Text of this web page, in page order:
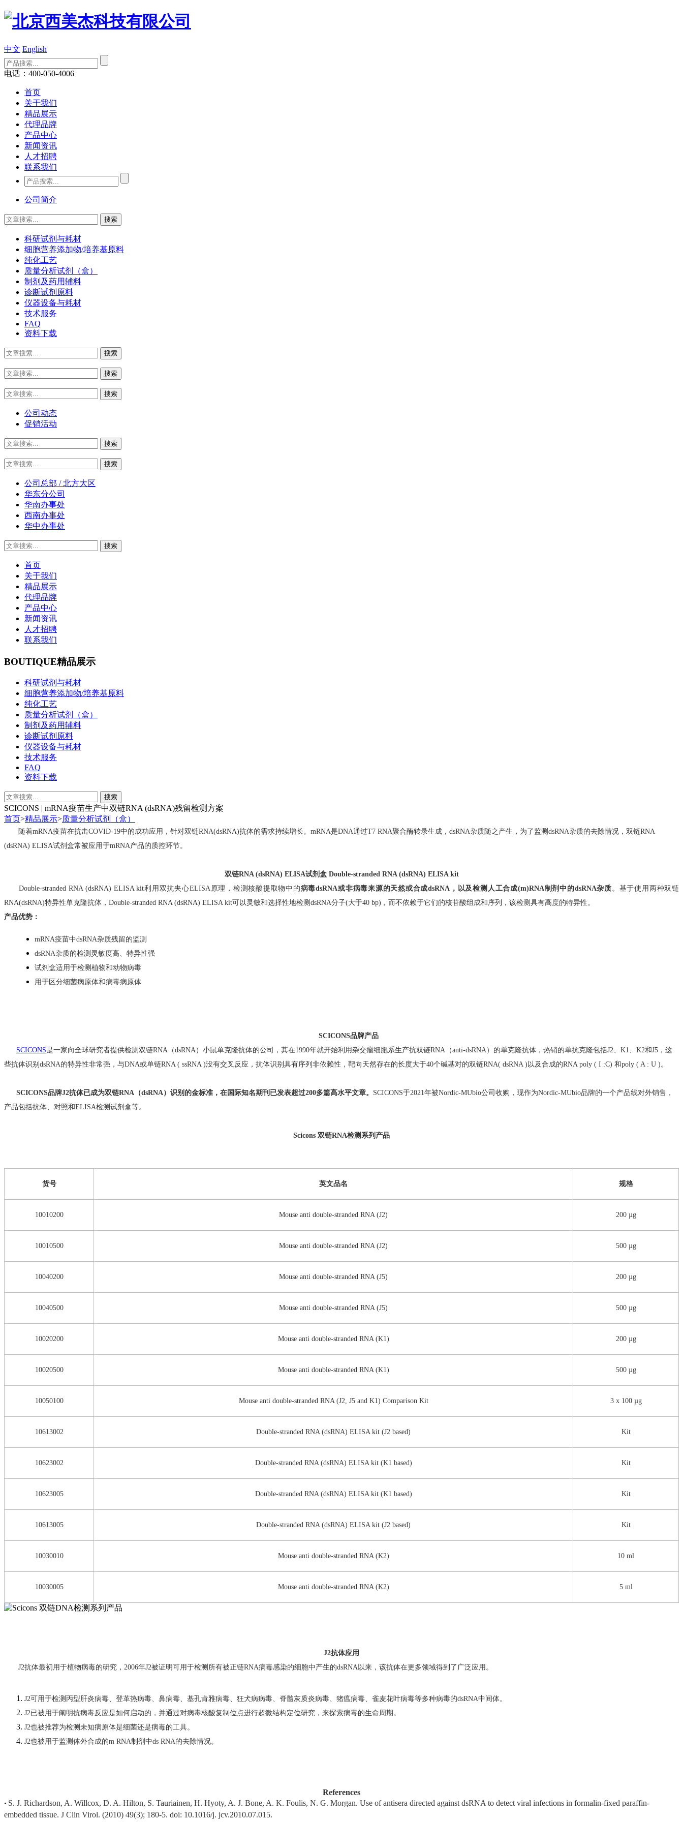
中文 English
电话：400-050-4006
首页
关于我们
精品展示
代理品牌
产品中心
新闻资讯
人才招聘
联系我们
公司简介
科研试剂与耗材
细胞营养添加物/培养基原料
纯化工艺
质量分析试剂（盒）
制剂及药用辅料
诊断试剂原料
仪器设备与耗材
技术服务
FAQ
资料下载
公司动态
促销活动
公司总部 / 北方大区
华东分公司
华南办事处
西南办事处
华中办事处
首页
关于我们
精品展示
代理品牌
产品中心
新闻资讯
人才招聘
联系我们
BOUTIQUE精品展示
科研试剂与耗材
细胞营养添加物/培养基原料
纯化工艺
质量分析试剂（盒）
制剂及药用辅料
诊断试剂原料
仪器设备与耗材
技术服务
FAQ
资料下载
SCICONS | mRNA疫苗生产中双链RNA (dsRNA)残留检测方案
首页>精品展示>质量分析试剂（盒）
随着mRNA疫苗在抗击COVID-19中的成功应用，针对双链RNA(dsRNA)抗体的需求持续增长。mRNA是DNA通过T7 RNA聚合酶转录生成，dsRNA杂质随之产生，为了监测dsRNA杂质的去除情况，双链RNA
(dsRNA) ELISA试剂盒常被应用于mRNA产品的质控环节。
双链RNA (dsRNA) ELISA试剂盒 Double-stranded RNA (dsRNA) ELISA kit
Double-stranded RNA (dsRNA) ELISA kit利用 双抗夹心ELISA原理 ， 检测核酸提取物中的病毒dsRNA或非病毒来源的天然或合成dsRNA，以及检测人工合成(m)RNA制剂中的dsRNA杂质。 基于使用两种双链
RNA(dsRNA)特异性单克隆抗体， Double-stranded RNA (dsRNA) ELISA kit可以灵敏和选择性地检测dsRNA分子(大于40 bp)，而不依赖于它们的核苷酸组成和序列 ， 该检测具有高度的特异性。
产品优势：
mRNA疫苗中dsRNA杂质残留的监测
dsRNA杂质的检测灵敏度高、特异性强
试剂盒适用于检测植物和动物病毒
用于区分细菌病原体和病毒病原体
SCICONS品牌产品
SCICONS是一家向全球研究者提供检测双链RNA（dsRNA）小鼠单克隆抗体的公司，其在1990年就开始利用杂交瘤细胞系生产抗双链RNA（anti-dsRNA）的单克隆抗体，热销的单抗克隆包括J2、K1、K2和J5，这
些抗体识别dsRNA的特异性非常强，与DNA或单链RNA ( ssRNA )没有交叉反应，抗体识别具有序列非依赖性，靶向天然存在的长度大于40个碱基对的双链RNA( dsRNA )以及合成的RNA poly ( I :C) 和poly ( A : U )。
SCICONS品牌J2抗体已成为双链RNA（dsRNA）识别的金标准，在国际知名期刊已发表超过200多篇高水平文章。 SCICONS于2021年被Nordic-MUbio公司收购，现作为Nordic-MUbio品牌的一个产品线对外销售，
产品包括抗体、对照和ELISA检测试剂盒等。
Scicons 双链RNA检测系列产品
货号 英文品名 规格
10010200 Mouse anti double-stranded RNA (J2) 200 µg
10010500 Mouse anti double-stranded RNA (J2) 500 µg
10040200 Mouse anti double-stranded RNA (J5) 200 µg
10040500 Mouse anti double-stranded RNA (J5) 500 µg
10020200 Mouse anti double-stranded RNA (K1) 200 µg
10020500 Mouse anti double-stranded RNA (K1) 500 µg
10050100 Mouse anti double-stranded RNA (J2, J5 and K1) Comparison Kit 3 x 100 µg
10613002 Double-stranded RNA (dsRNA) ELISA kit (J2 based) Kit
10623002 Double-stranded RNA (dsRNA) ELISA kit (K1 based) Kit
10623005 Double-stranded RNA (dsRNA) ELISA kit (K1 based) Kit
10613005 Double-stranded RNA (dsRNA) ELISA kit (J2 based) Kit
10030010 Mouse anti double-stranded RNA (K2) 10 ml
10030005 Mouse anti double-stranded RNA (K2) 5 ml
J2抗体应用
J2抗体最初用于植物病毒的研究， 2006年J2被证明可用于检测 所有被正链RNA病毒感染的细胞中产生的dsRNA以来 ， 该抗体在更多领域得到了广泛应用。
J2可用于检测丙型肝炎病毒、登革热病毒、鼻病毒、基孔肯雅病毒、狂犬病病毒、脊髓灰质炎病毒、猪瘟病毒、雀麦花叶病毒等多种病毒的dsRNA中间体。
J2已被用于阐明抗病毒反应是如何启动的，并通过对病毒核酸复制位点进行超微结构定位研究 ， 来探索病毒的生命周期。
J2也被推荐为检测未知病原体是细菌还是病毒的工具。
J2也被用于监测体外合成的m RNA制剂中ds RNA的去除情况。
References
• S. J. Richardson, A. Willcox, D. A. Hilton, S. Tauriainen, H. Hyoty, A. J. Bone, A. K. Foulis, N. G. Morgan. Use of antisera directed against dsRNA to detect viral infections in formalin-fixed paraffin-
embedded tissue. J Clin Virol. (2010) 49(3); 180-5. doi: 10.1016/j. jcv.2010.07.015.